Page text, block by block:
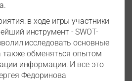
в ходе игры участники
инструмент - SWOT-
исследовать основные
также обменяться опытом
информации. И все это
Федоринова